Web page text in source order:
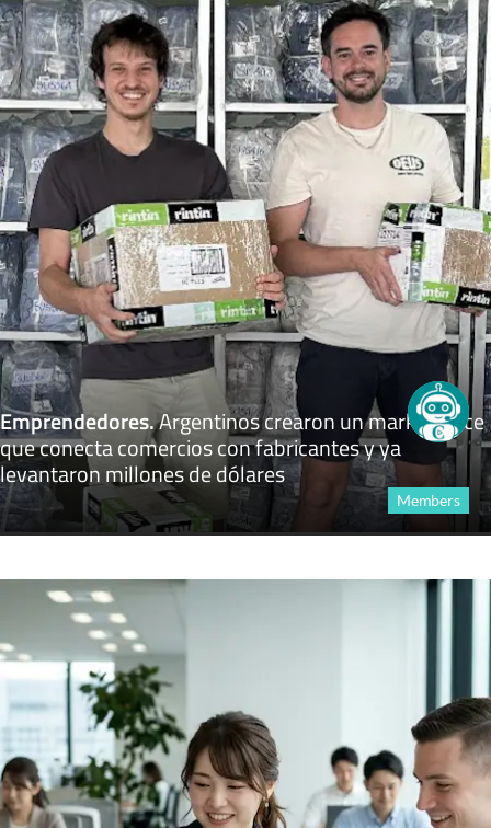
Emprendedores.Argentinos crearon un marketplace
que conecta comercios con fabricantes y ya
levantaron millones de dólares
Members